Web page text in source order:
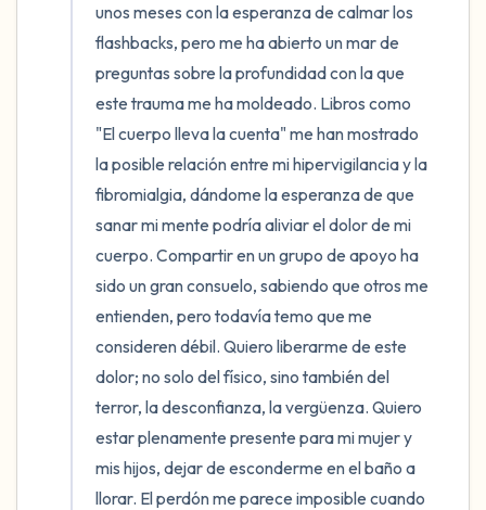
unos meses con la esperanza de calmar los
flashbacks, pero me ha abierto un mar de
preguntas sobre la profundidad con la que
este trauma me ha moldeado. Libros como
"El cuerpo lleva la cuenta" me han mostrado
la posible relación entre mi hipervigilancia y la
fibromialgia, dándome la esperanza de que
sanar mi mente podría aliviar el dolor de mi
cuerpo. Compartir en un grupo de apoyo ha
sido un gran consuelo, sabiendo que otros me
entienden, pero todavía temo que me
consideren débil. Quiero liberarme de este
dolor; no solo del físico, sino también del
terror, la desconfianza, la vergüenza. Quiero
estar plenamente presente para mi mujer y
mis hijos, dejar de esconderme en el baño a
llorar. El perdón me parece imposible cuando